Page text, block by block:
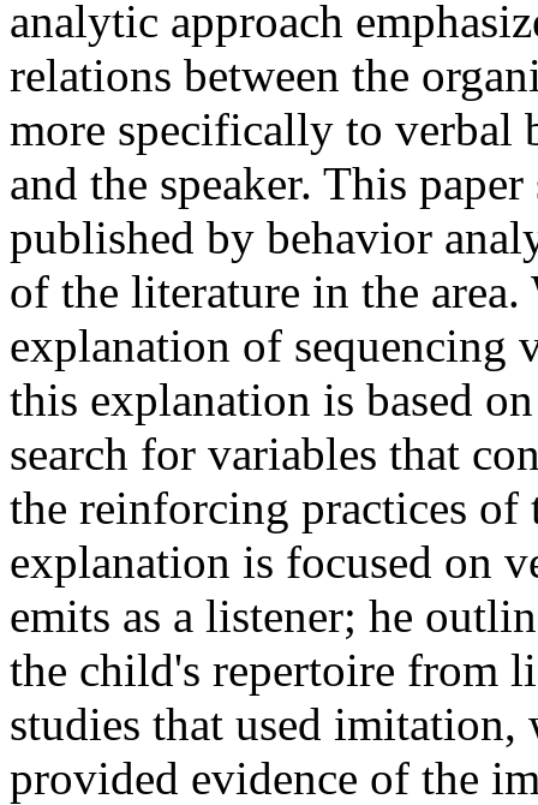
analytic approach
relations between the
more specifically to verbal
and the speaker. This
published by behavior
of the literature in the
explanation of sequencing
this explanation is based
search for variables that
the reinforcing practices of
explanation is focused on
emits as a listener; he
the child's repertoire from
studies that used imitation,
provided evidence of the